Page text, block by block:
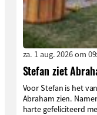
za. 1 aug. 2026 om
Stefan ziet
Voor Stefan is het
Abraham zien.
harte gefeliciteerd